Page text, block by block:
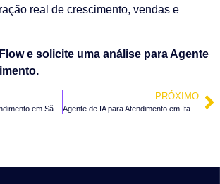
real de crescimento, vendas e
e solicite uma análise para Agente
PRÓXIMO
Agente de IA para Atendimento em Itapema – SC